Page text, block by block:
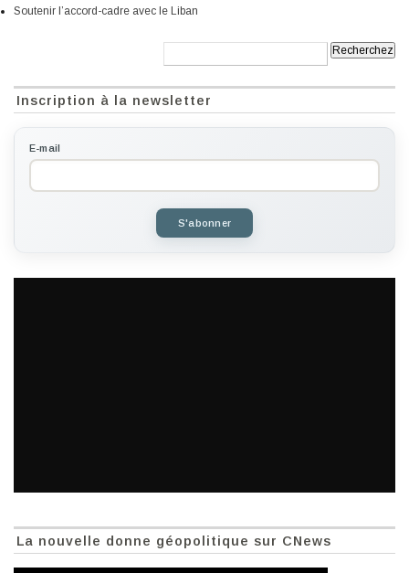
Soutenir l’accord-cadre avec le Liban
Recherche:
Inscription à la newsletter
E-mail
S'abonner
La nouvelle donne géopolitique sur CNews